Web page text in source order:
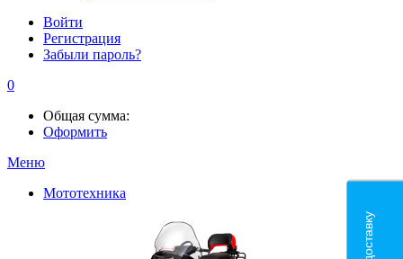
Войти
Регистрация
Забыли пароль?
0
Общая сумма:
Оформить
Меню
Мототехника